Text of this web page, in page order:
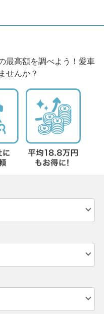
最高額を調べよう！愛車
せんか？